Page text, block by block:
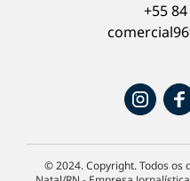
+55
© 2024. Copyright. Todos os